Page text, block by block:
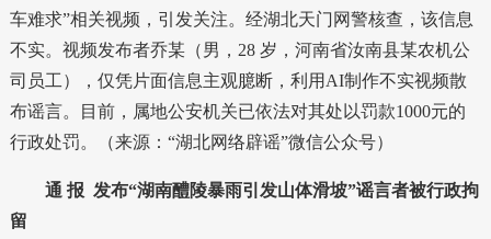
车难求”相关视频，引发关注。经湖北天门网警核查，该信息
不实。视频发布者乔某（男，28 岁，河南省汝南县某农机公
司员工），仅凭片面信息主观臆断，利用AI制作不实视频散
布谣言。目前，属地公安机关已依法对其处以罚款1000元的
行政处罚。（来源：“湖北网络辟谣”微信公众号）
通 报 发布“湖南醴陵暴雨引发山体滑坡”谣言者被行政拘
留